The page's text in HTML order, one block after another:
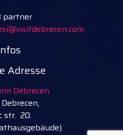
partner
Adresse
Debrecen
str. 20.